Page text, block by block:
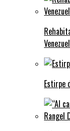
Estirpe